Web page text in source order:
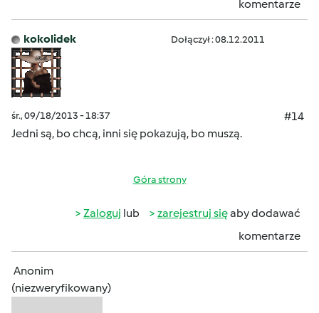
komentarze
kokolidek Dołączył : 08.12.2011
śr., 09/18/2013 - 18:37
#14
Jedni są, bo chcą, inni się pokazują, bo muszą.
Góra strony
Zaloguj lub zarejestruj sięaby dodawać
komentarze
Anonim
(niezweryfikowany)